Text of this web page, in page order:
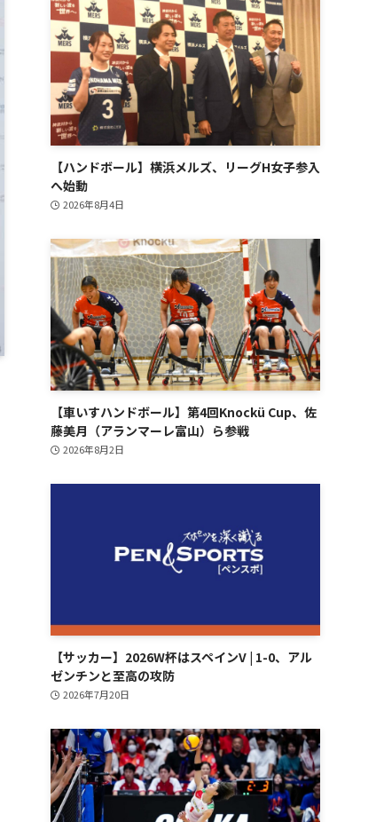
【ハンドボール】横浜メルズ、リーグH女子参入
へ始動
2026年8月4日
【車いすハンドボール】第4回Knockü Cup、佐
藤美月（アランマーレ富山）ら参戦
2026年8月2日
【サッカー】2026W杯はスペインV | 1-0、アル
ゼンチンと至高の攻防
2026年7月20日